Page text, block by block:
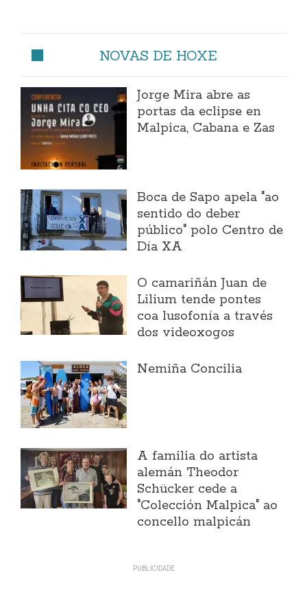
NOVAS DE HOXE
Jorge Mira abre as
portas da eclipse en
Malpica, Cabana e Zas
Boca de Sapo apela "ao
sentido do deber
público" polo Centro de
Día XA
O camariñán Juan de
Lilium tende pontes
coa lusofonía a través
dos videoxogos
Nemiña Concilia
A familia do artista
alemán Theodor
Schücker cede a
"Colección Malpica" ao
concello malpicán